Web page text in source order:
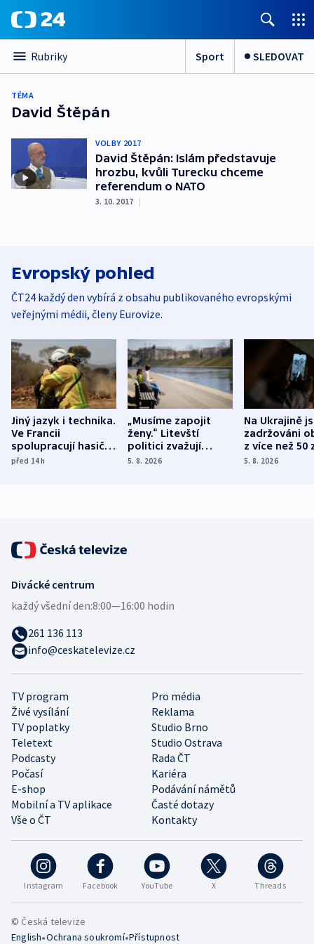
Rubriky Sport SLEDOVAT
TÉMA
David Štěpán
VOLBY 2017
David Štěpán: Islám představuje
hrozbu, kvůli Turecku chceme
referendum o NATO
3. 10. 2017 |
Evropský pohled
ČT24 každý den vybírá z obsahu publikovaného evropskými
veřejnými médii, členy Eurovize.
Jiný jazyk i technika.
Ve Francii
spolupracují hasiči z
různých zemí
před 14h
„Musíme zapojit
ženy.“ Litevští
politici zvažují
dohodu o
5. 8. 2026
Na Ukrajině
zadržováni
z více než 50
Bojovali na
5. 8. 2026
Instagram Facebook YouTube X Threads
TV program
Pro média
Živé vysílání
Reklama
TV poplatky
Studio Brno
Teletext
Studio Ostrava
Podcasty
Rada ČT
Počasí
Kariéra
E-shop
Podávání námětů
Mobilní a TV aplikace
Časté dotazy
Vše o ČT
Kontakty
Divácké centrum
každý všední den:8:00—16:00 hodin
261 136 113
info@ceskatelevize.cz
© Česká televize
English•Ochrana soukromí•Přístupnost